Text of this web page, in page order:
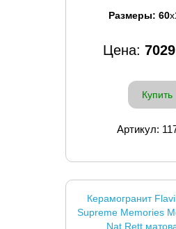
Размеры: 60x
Цена: 7029
Купить
Артикул:
Керамогранит
Supreme Memories
Nat Rett